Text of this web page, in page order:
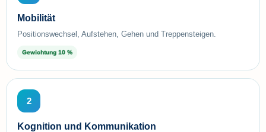
Mobilität
Positionswechsel, Aufstehen, Gehen und Treppensteigen.
Gewichtung 10 %
2
Kognition und Kommunikation